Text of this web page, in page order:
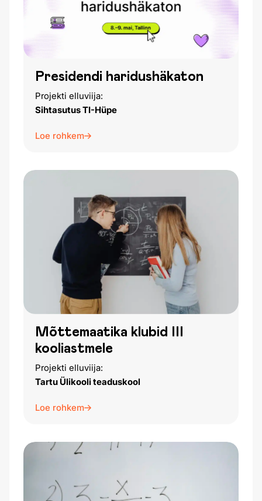
Presidendi haridushäkaton
Projekti elluviija:
Sihtasutus TI-Hüpe
Loe rohkem
Mõttemaatika klubid III
kooliastmele
Projekti elluviija:
Tartu Ülikooli teaduskool
Loe rohkem